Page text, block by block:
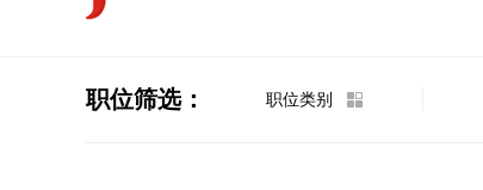
职位筛选： 职位类别